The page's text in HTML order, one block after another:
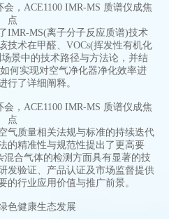
MS(离子分子反应质谱)技术
技术在甲醛、VOCs(挥发性有机化
景中的技术路径与方法论，并结
何实现对空气净化器净化效率进
行了详细阐释。
质量相关法规与标准的持续迭代
的精准性与规范性提出了更高要
合气体的检测方面具有显著的技
发验证、产品认证及市场监督提供
的行业应用价值与推广前景。
健康生态发展